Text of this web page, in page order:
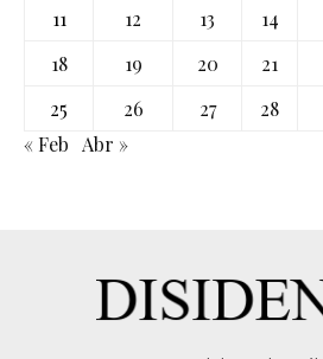
11
12 13 14
18
19 20 21
25
26 27 28
« Feb Abr »